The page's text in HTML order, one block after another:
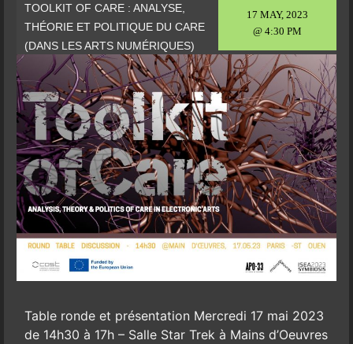
17 MAY, 2023
@ 4:30 PM
TOOLKIT OF CARE : ANALYSE,
THÉORIE ET POLITIQUE DU CARE
(DANS LES ARTS NUMÉRIQUES)
Table ronde et présentation Mercredi 17 mai 2023
de 14h30 à 17h – Salle Star Trek à Mains d’Oeuvres